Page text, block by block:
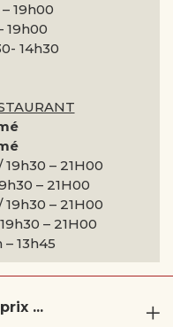
19h00
19h00
14h30
– 21H00
– 21H00
– 21H00
– 21H00
– 13h45
...